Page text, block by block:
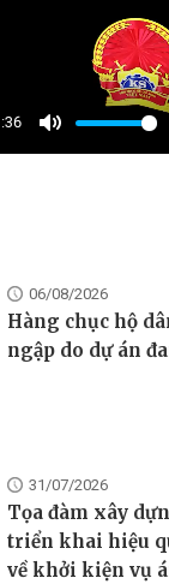
06/08/2026
Hàng chục hộ
ngập do dự án
31/07/2026
Tọa đàm xây
triển khai hiệu
về khởi kiện vụ